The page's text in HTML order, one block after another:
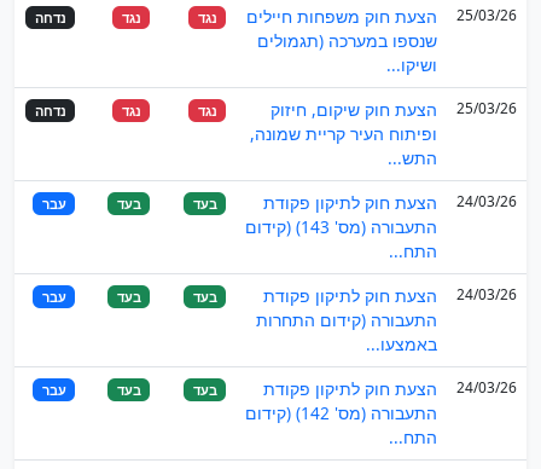
25/03/26
הצעת חוק משפחות חיילים
שנספו במערכה (תגמולים
ושיקו...
נגד נגד נדחה
25/03/26
הצעת חוק שיקום, חיזוק
ופיתוח העיר קריית שמונה,
התש...
נגד נגד נדחה
24/03/26
הצעת חוק לתיקון פקודת
התעבורה (מס' 143) (קידום
התח...
בעד בעד עבר
24/03/26
הצעת חוק לתיקון פקודת
התעבורה (קידום התחרות
באמצעו...
בעד בעד עבר
24/03/26
הצעת חוק לתיקון פקודת
התעבורה (מס' 142) (קידום
התח...
בעד בעד עבר